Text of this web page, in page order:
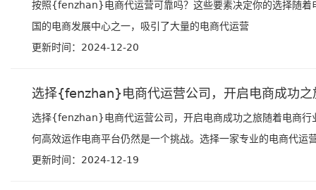
按照{fenzhan}电商代运营可靠吗？这些要素决定你的选择随
国的电商发展中心之一，吸引了大量的电商代运营
更新时间：2024-12-20
选择{fenzhan}电商代运营公司，开启电商成功之
选择{fenzhan}电商代运营公司，开启电商成功之旅随着电商行
何高效运作电商平台仍然是一个挑战。选择一家专业的电商代运
更新时间：2024-12-19